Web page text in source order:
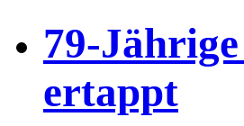
79-
ertappt